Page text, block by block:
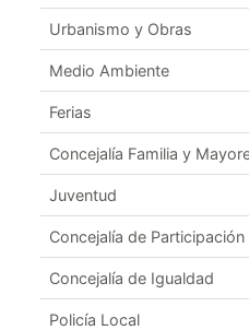
Urbanismo y Obras
Medio Ambiente
Ferias
Concejalía Familia y
Juventud
Concejalía de Participación
Concejalía de Igualdad
Policía Local